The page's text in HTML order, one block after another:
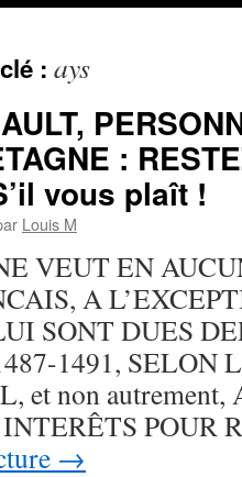
: ays
:
vous plaît !
Louis M
VEUT EN
A
SONT DUES
1491, SELON
et non autrement,
POUR
→